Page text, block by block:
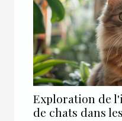
Exploration de
de chats dans